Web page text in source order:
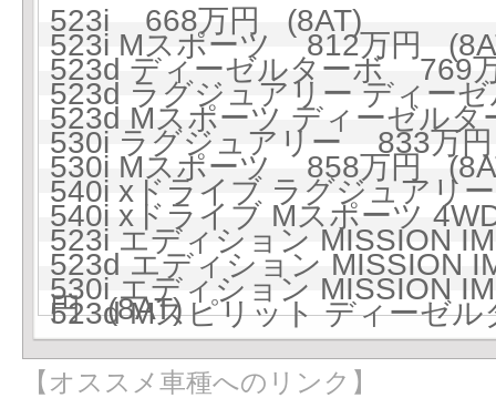
523i 668万円 (8AT)
523i Mスポーツ 812万円
523d ディーゼルターボ 769
523d ラグジュアリー ディー
523d Mスポーツ ディーゼル
530i ラグジュアリー 833万
530i Mスポーツ 858万円
540i xドライブ ラグジュア
540i xドライブ Mスポーツ
523i エディション MISSION
523d エディション MISSION
円 (8AT)
530i エディション MISSION
523d Mスピリット ディーゼ
【オススメ車種へのリンク】